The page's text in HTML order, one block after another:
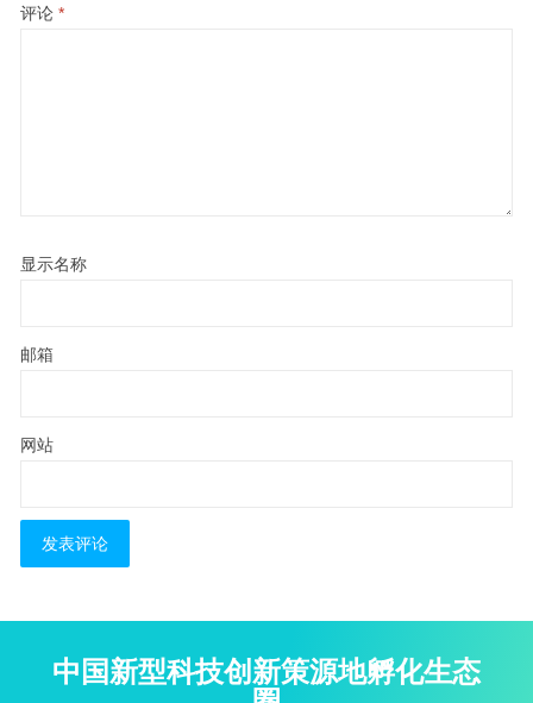
评论 *
显示名称
邮箱
网站
中国新型科技创新策源地孵化生态